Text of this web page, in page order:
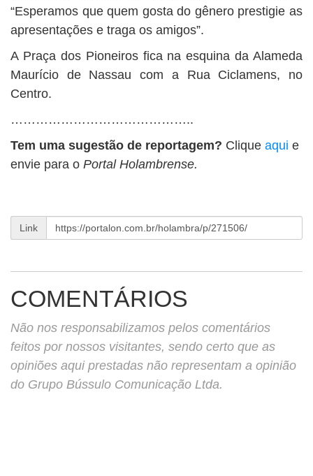
“Esperamos que quem gosta do gênero prestigie as
apresentações e traga os amigos”.
A Praça dos Pioneiros fica na esquina da Alameda
Maurício de Nassau com a Rua Ciclamens, no
Centro.
……………………………………..
Tem uma sugestão de reportagem? Clique aqui e
envie para o Portal Holambrense.
Link
COMENTÁRIOS
Não nos responsabilizamos pelos comentários
feitos por nossos visitantes, sendo certo que as
opiniões aqui prestadas não representam a opinião
do Grupo Bússulo Comunicação Ltda.